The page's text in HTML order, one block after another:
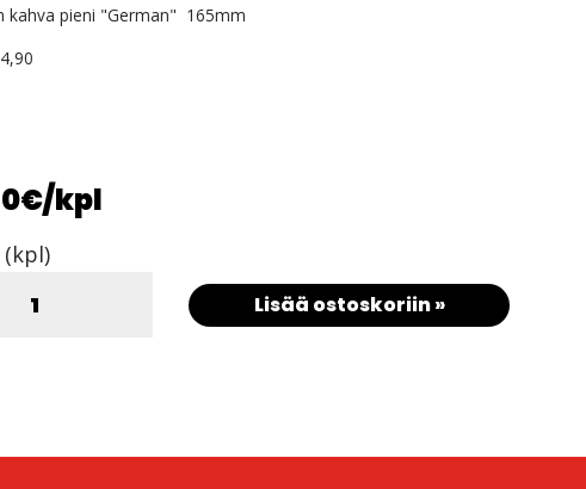
kahva pieni "German" 165mm
/kpl
(kpl)
Lisää ostoskoriin »